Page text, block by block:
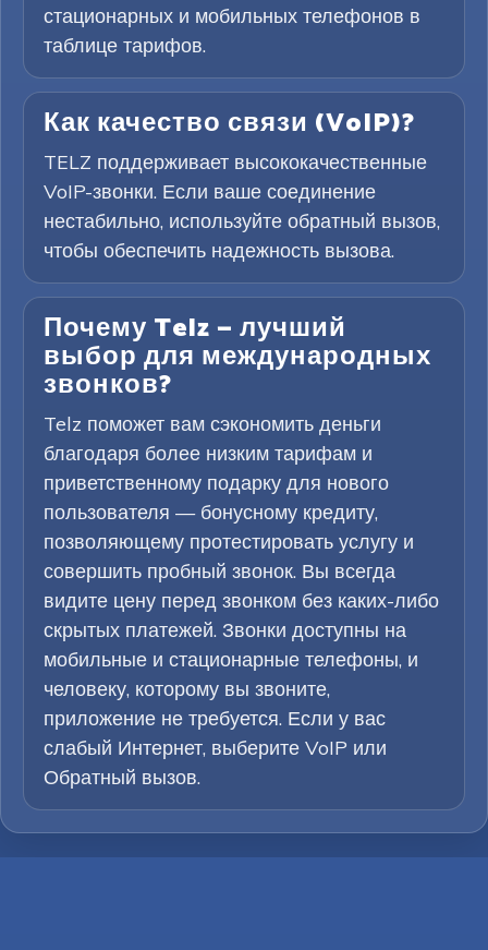
стационарных и мобильных телефонов в
таблице тарифов.
Как качество связи (VoIP)?
TELZ поддерживает высококачественные
VoIP-звонки. Если ваше соединение
нестабильно, используйте обратный вызов,
чтобы обеспечить надежность вызова.
Почему Telz — лучший
выбор для международных
звонков?
Telz поможет вам сэкономить деньги
благодаря более низким тарифам и
приветственному подарку для нового
пользователя — бонусному кредиту,
позволяющему протестировать услугу и
совершить пробный звонок. Вы всегда
видите цену перед звонком без каких-либо
скрытых платежей. Звонки доступны на
мобильные и стационарные телефоны, и
человеку, которому вы звоните,
приложение не требуется. Если у вас
слабый Интернет, выберите VoIP или
Обратный вызов.